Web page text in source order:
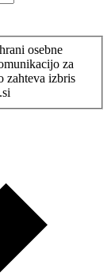
osebne
za
zahteva izbris